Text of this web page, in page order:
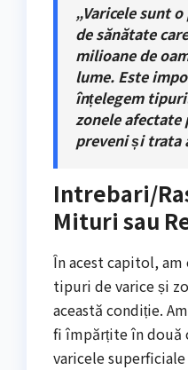
„Varicele sunt
de sănătate
milioane de
lume. Este
înțelegem
zonele afectate
preveni și trata
Intrebari/
Mituri sau
În acest capitol,
tipuri de varice și
această condiție.
fi împărțite în două
varicele